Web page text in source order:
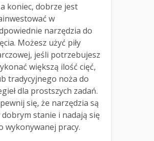
koniec, dobrze jest
w
narzędzia do
Możesz użyć piły
jeśli potrzebujesz
większą ilość cięć,
tradycyjnego noża do
dla prostszych zadań.
się, że narzędzia są
dobrym stanie i nadają się
wykonywanej pracy.